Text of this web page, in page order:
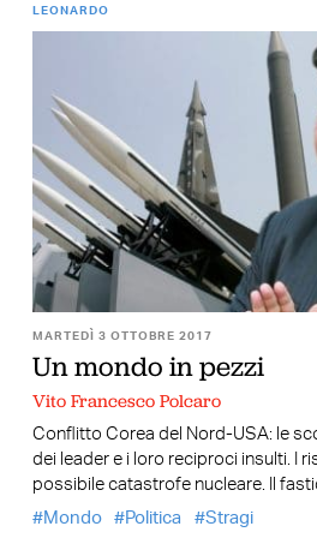
LEONARDO
MARTEDÌ 3 OTTOBRE 2017
Un mondo in pezzi
Vito Francesco Polcaro
Conflitto Corea del Nord-USA: le
dei leader e i loro reciproci insulti. I
possibile catastrofe nucleare. Il
Mondo
Politica Stragi